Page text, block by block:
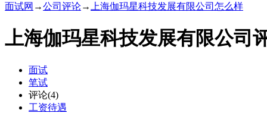
面试网 →公司评论→ 上海伽玛星科技发展有限公司怎么样
上海伽玛星科技发展有限公司
面试
笔试
评论(4)
工资待遇